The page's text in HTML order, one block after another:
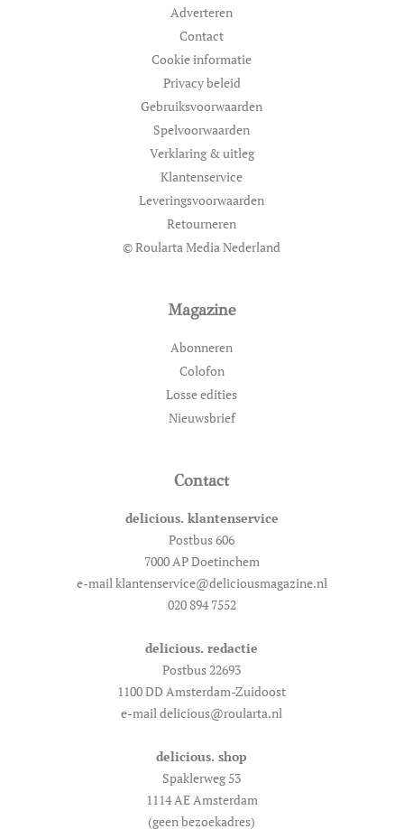
Adverteren
Contact
Cookie informatie
Privacy beleid
Gebruiksvoorwaarden
Spelvoorwaarden
Verklaring & uitleg
Klantenservice
Leveringsvoorwaarden
Retourneren
© Roularta Media Nederland
Magazine
Abonneren
Colofon
Losse edities
Nieuwsbrief
Contact
delicious. klantenservice
Postbus 606
7000 AP Doetinchem
e-mail klantenservice@deliciousmagazine.nl
020 894 7552
delicious. redactie
Postbus 22693
1100 DD Amsterdam-Zuidoost
e-mail delicious@roularta.nl
delicious. shop
Spaklerweg 53
1114 AE Amsterdam
(geen bezoekadres)